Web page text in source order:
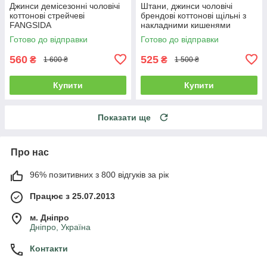
Джинси демісезонні чоловічі
коттонові стрейчеві
FANGSIDA
Готово до відправки
560 ₴ 1 600 ₴
Купити
Штани, джинси чоловічі
брендові коттонові щільні з
накладними кишенями
"карго" MIGACH, Туреччина
Готово до відправки
525 ₴ 1 500 ₴
Купити
Показати ще
Про нас
96% позитивних з 800 відгуків за рік
Працює з 25.07.2013
м. Дніпро
Дніпро, Україна
Контакти